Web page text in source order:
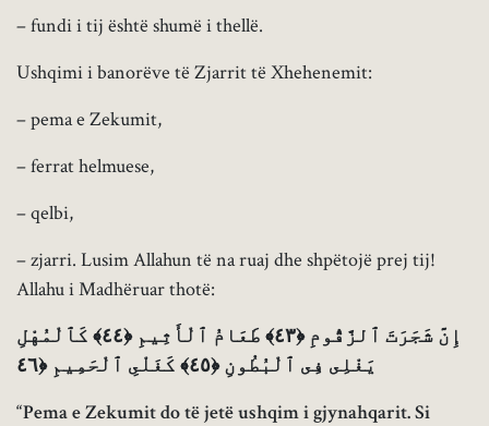
– fundi i tij është shumë i thellë.
Ushqimi i banorëve të Zjarrit të Xhehenemit:
– pema e Zekumit,
– ferrat helmuese,
– qelbi,
– zjarri. Lusim Allahun të na ruaj dhe shpëtojë prej tij!
Allahu i Madhëruar thotë:
إِنَّ شَجَرَتَ ٱلزَّقُّومِ ﴿٤٣﴾ طَعَامُ ٱلْأَثِيمِ ﴿٤٤﴾ كَٱلْمُهْلِ
يَغْلِى فِى ٱلْبُطُونِ ﴿٤٥﴾ كَغَلْىِ ٱلْحَمِيمِ ﴿٤٦
“Pema e Zekumit do të jetë ushqim i gjynahqarit. Si